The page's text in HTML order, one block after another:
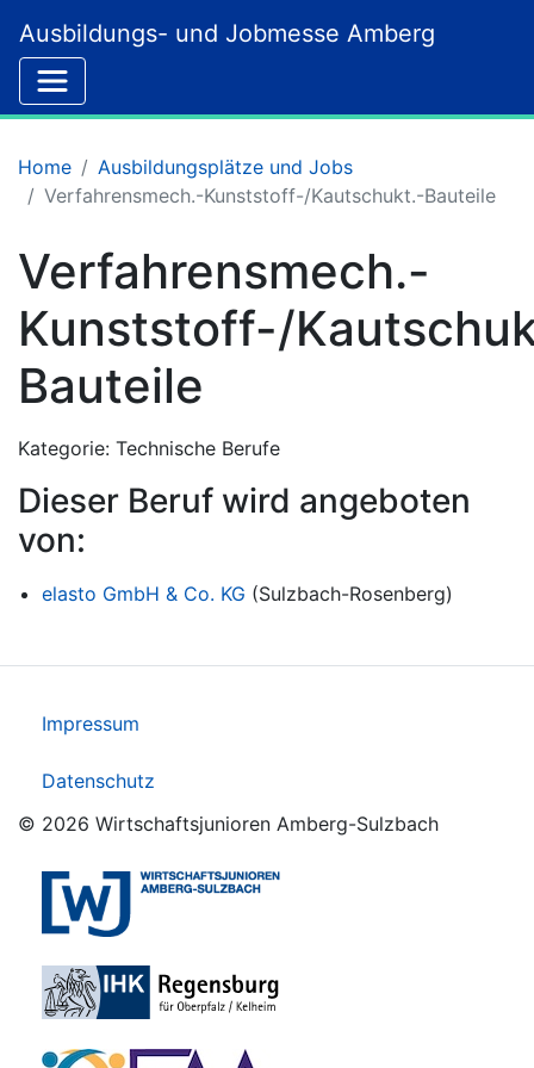
Ausbildungs- und Jobmesse Amberg
Home
Ausbildungsplätze und Jobs
Verfahrensmech.-Kunststoff-/Kautschukt.-Bauteile
Verfahrensmech.-
Kunststoff-/
Bauteile
Kategorie: Technische Berufe
Dieser Beruf wird angeboten
von:
elasto GmbH & Co. KG (Sulzbach-Rosenberg)
Impressum
Datenschutz
© 2026 Wirtschaftsjunioren Amberg-Sulzbach